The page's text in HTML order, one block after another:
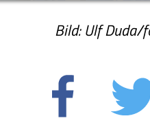
Bild: Ulf Duda/